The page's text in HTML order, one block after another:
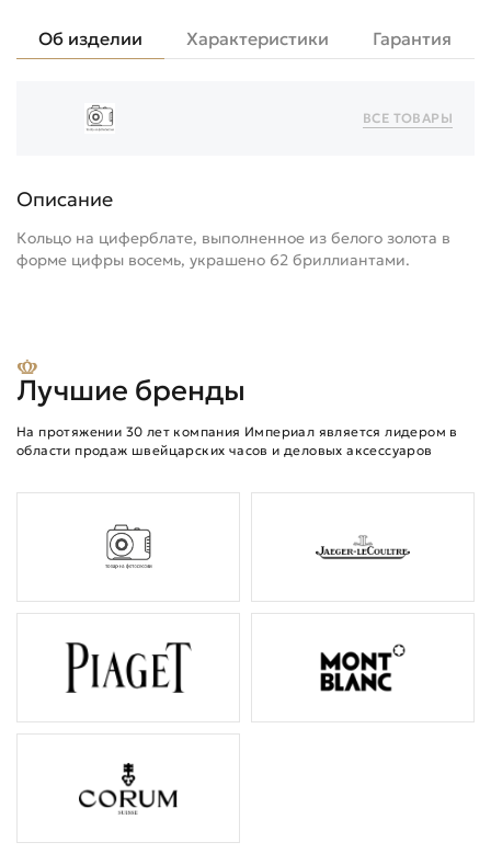
Об изделии Характеристики Гарантия
ВСЕ ТОВАРЫ
Описание
Кольцо на циферблате, выполненное из белого золота в
форме цифры восемь, украшено 62 бриллиантами.
Лучшие бренды
На протяжении 30 лет компания Империал является лидером в
области продаж швейцарских часов и деловых аксессуаров